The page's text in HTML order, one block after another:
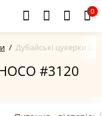
0
Дубайські цукерки
#3120